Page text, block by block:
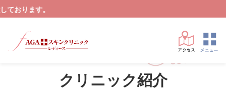
クリニック紹介Clinic